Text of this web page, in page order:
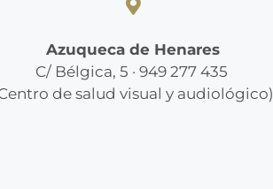
Azuqueca de Henares
C/ Bélgica, 5 · 949 277 435
de salud visual y audiológico)